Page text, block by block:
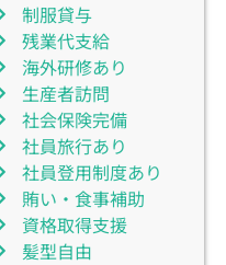
制服貸与
残業代支給
海外研修あり
生産者訪問
社会保険完備
社員旅行あり
社員登用制度あり
賄い・食事補助
資格取得支援
髪型自由